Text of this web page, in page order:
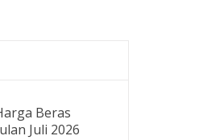
Beras
Juli 2026